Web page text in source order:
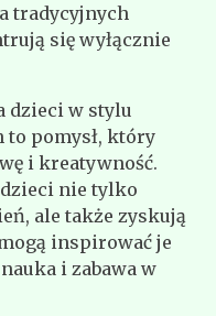
tradycyjnych
się wyłącznie
dzieci w stylu
pomysł, który
i kreatywność.
nie tylko
ale także zyskują
inspirować je
i zabawa w